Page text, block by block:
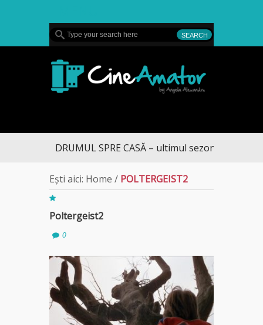
DRUMUL SPRE CASĂ – ultimul sezon te aduce la
Ești aici: Home / POLTERGEIST2
Poltergeist2
0